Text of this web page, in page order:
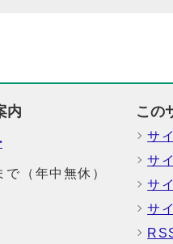
内
（年中無休）
この
サ
サ
サ
サ